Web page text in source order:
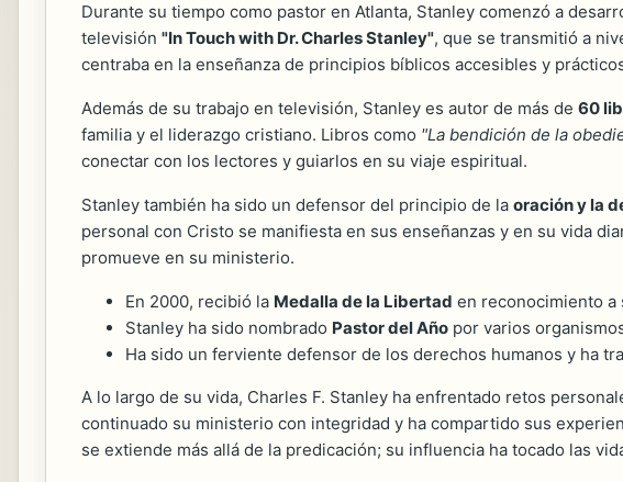
Durante su tiempo como pastor en Atlanta, Stanley comenzó a
televisión "In Touch with Dr. Charles Stanley", que se transmitió a
centraba en la enseñanza de principios bíblicos accesibles y
Además de su trabajo en televisión, Stanley es autor de más de 60
familia y el liderazgo cristiano. Libros como "La bendición de la
conectar con los lectores y guiarlos en su viaje espiritual.
Stanley también ha sido un defensor del principio de la oración y la
personal con Cristo se manifiesta en sus enseñanzas y en su vida
promueve en su ministerio.
En 2000, recibió la Medalla de la Libertad en reconocimiento a
Stanley ha sido nombrado Pastor del Año por varios
Ha sido un ferviente defensor de los derechos humanos y ha
A lo largo de su vida, Charles F. Stanley ha enfrentado retos
continuado su ministerio con integridad y ha compartido sus
se extiende más allá de la predicación; su influencia ha tocado las